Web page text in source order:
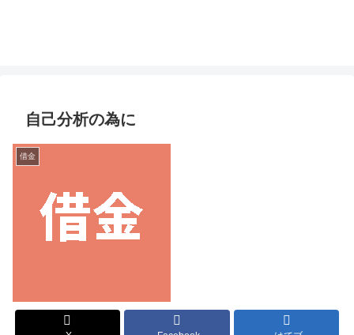
自己分析の為に
借金